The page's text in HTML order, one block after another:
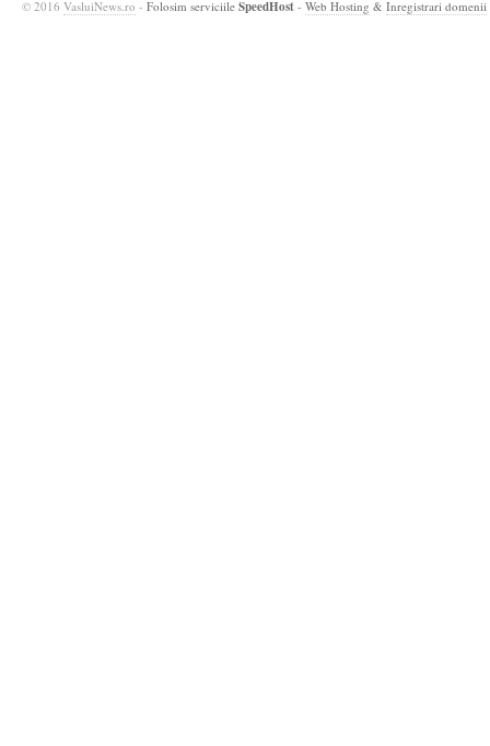
© 2016 VasluiNews.ro - Folosim serviciile SpeedHost - Web Hosting & Inregistrari domenii